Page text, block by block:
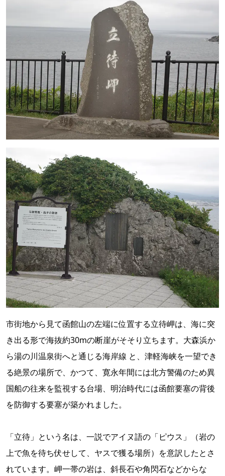
市街地から見て函館山の左端に位置する立待岬は、海に突
き出る形で海抜約30mの断崖がそそり立ちます。大森浜か
ら湯の川温泉街へと通じる海岸線 と、津軽海峡を一望でき
る絶景の場所で、かつて、寛永年間には北方警備のため異
国船の往来を監視する台場、明治時代には函館要塞の背後
を防御する要塞が築かれました。
「立待」という名は、一説でアイヌ語の「ピウス」（岩の
上で魚を待ち伏せして、ヤスで獲る場所）を意訳したとさ
れています。岬一帯の岩は、斜長石や角閃石などからな